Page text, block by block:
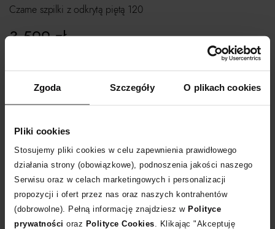
Zgoda Szczegóły O plikach cookies
Pliki cookies
Stosujemy pliki cookies w celu zapewnienia prawidłowego
działania strony (obowiązkowe), podnoszenia jakości naszego
Serwisu oraz w celach marketingowych i personalizacji
propozycji i ofert przez nas oraz naszych kontrahentów
(dobrowolne). Pełną informację znajdziesz w Polityce
prywatności oraz Polityce Cookies . Klikając "Akceptuję
Czarne szpilki z odkrytą piętą 120
3 599zł
Rozmiarówka standardowa.
Tabela rozmiarów
DODAJ DO KOSZYKA
Dostawa od 0 zł
14 dni na zwrot towaru